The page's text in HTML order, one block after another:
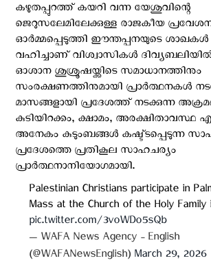
കഴുതപ്പുറത്ത് കയറി വന്ന യേശുവിന്റെ
ജെറുസലേമിലേക്കുള്ള രാജകീയ
ഓര്‍മ്മപ്പെടുത്തി ഈന്തപ്പനയുടെ
വഹിച്ചാണ് വിശ്വാസികള്‍
ഓശാന ശുശ്രൂഷയ്ക്കിടെ സമാധാനത്തിനും
സംരക്ഷണത്തിനുമായി പ്രാർത്ഥനകൾ
മാസങ്ങളായി പ്രദേശത്ത് നടക്കുന്ന
കുടിയിറക്കം, ക്ഷാമം, അരക്ഷിതാവസ്ഥ
അനേകം കുടുംബങ്ങള്‍ കഷ്ട്ടപ്പെടുന്ന
പ്രദേശത്തെ പ്രതികൂല സാഹചര്യം
പ്രാര്‍ത്ഥനാനിയോഗമായി.
Palestinian Christians participate in
Mass at the Church of the Holy Family
pic.twitter.com/3voWDo5sQb
— WAFA News Agency - English
(@WAFANewsEnglish) March 29, 2026